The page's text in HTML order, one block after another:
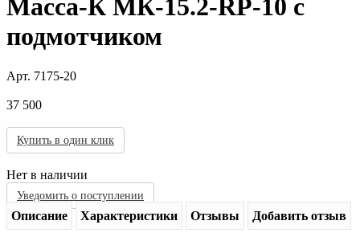
Масса-К МК-15.2-RP-10 с
подмотчиком
Арт. 7175-20
37 500
Купить в один клик
Нет в наличии
Уведомить о поступлении
Описание Характеристики Отзывы Добавить отзыв